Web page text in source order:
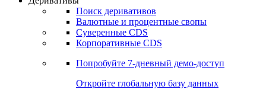
Поиск деривативов
Валютные и процентные свопы
Суверенные CDS
Корпоративные CDS
Попробуйте 7-дневный демо-доступ
Откройте глобальную базу данных